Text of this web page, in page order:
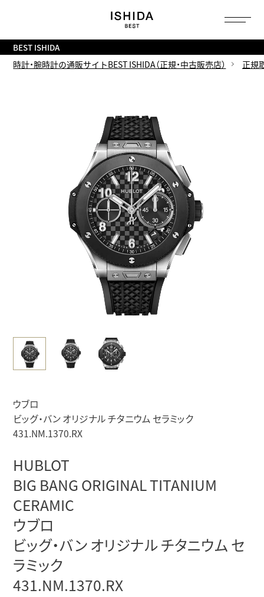
BEST ISHIDA
時計・腕時計の通販サイトBEST ISHIDA（正規・中古販売店）
正規
ウブロ
ビッグ・バン オリジナル チタニウム セラミック
431.NM.1370.RX
HUBLOT
BIG BANG ORIGINAL TITANIUM
CERAMIC
ウブロ
ビッグ・バン オリジナル チタニウム セ
ラミック
431.NM.1370.RX
へ